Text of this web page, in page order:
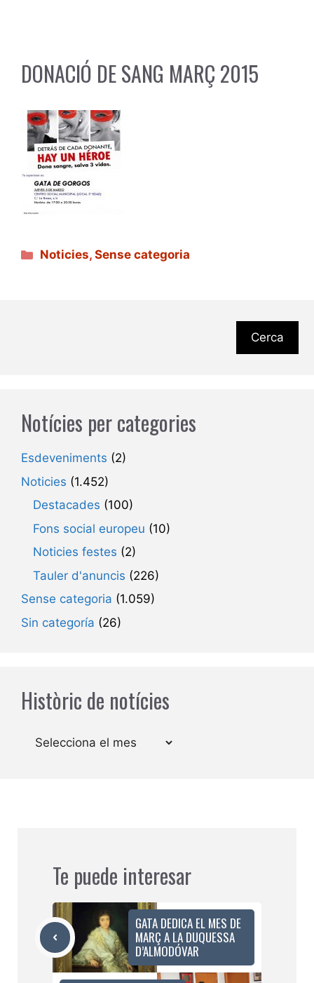
DONACIÓ DE SANG MARÇ 2015
Categories
Noticies,Sense categoria
Cerca
Notícies per categories
Esdeveniments (2)
Noticies (1.452)
Destacades (100)
Fons social europeu (10)
Noticies festes (2)
Tauler d'anuncis (226)
Sense categoria (1.059)
Sin categoría (26)
Històric de notícies
Arxius
Te puede interesar
GATA DEDICA EL MES DE
MARÇ A LA DUQUESSA
D’ALMODÓVAR